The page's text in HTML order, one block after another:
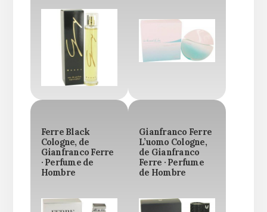
Ferre Black
Cologne, de
Gianfranco Ferre
· Perfume de
Hombre
Gianfranco Ferre
L’uomo Cologne,
de Gianfranco
Ferre · Perfume
de Hombre